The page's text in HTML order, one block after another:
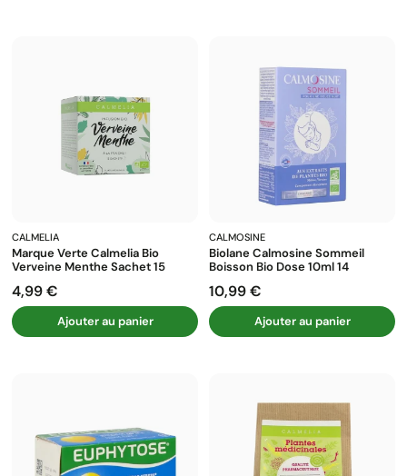
CALMELIA
Marque Verte Calmelia Bio
Verveine Menthe Sachet 15
Prix
4,99 €
Ajouter au panier
CALMOSINE
Biolane Calmosine Sommeil
Boisson Bio Dose 10ml 14
Prix
10,99 €
Ajouter au panier